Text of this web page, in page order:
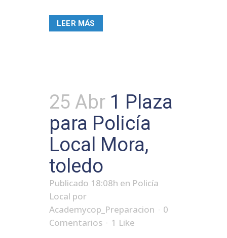
LEER MÁS
25 Abr 1 Plaza
para Policía
Local Mora,
toledo
Publicado 18:08h en Policía
Local por
Academycop_Preparacion
0
Comentarios
1 Like